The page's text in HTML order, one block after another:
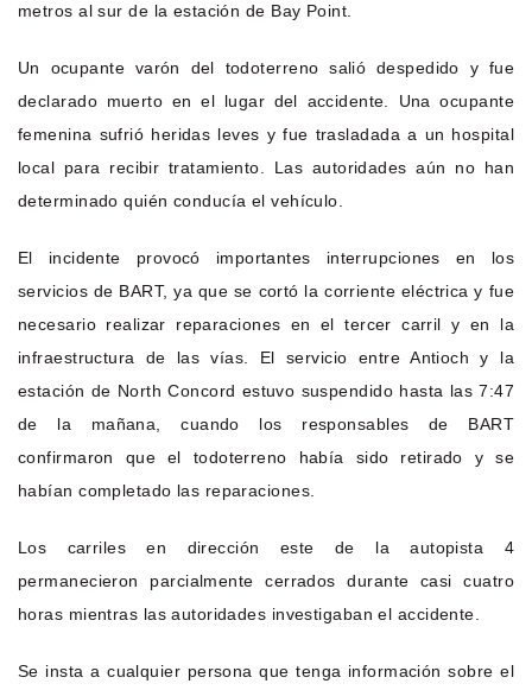
metros al sur de la estación de Bay Point.
Un ocupante varón del todoterreno salió despedido y fue
declarado muerto en el lugar del accidente. Una ocupante
femenina sufrió heridas leves y fue trasladada a un hospital
local para recibir tratamiento. Las autoridades aún no han
determinado quién conducía el vehículo.
El incidente provocó importantes interrupciones en los
servicios de BART, ya que se cortó la corriente eléctrica y fue
necesario realizar reparaciones en el tercer carril y en la
infraestructura de las vías. El servicio entre Antioch y la
estación de North Concord estuvo suspendido hasta las 7:47
de la mañana, cuando los responsables de BART
confirmaron que el todoterreno había sido retirado y se
habían completado las reparaciones.
Los carriles en dirección este de la autopista 4
permanecieron parcialmente cerrados durante casi cuatro
horas mientras las autoridades investigaban el accidente.
Se insta a cualquier persona que tenga información sobre el